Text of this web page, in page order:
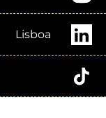
Lisboa